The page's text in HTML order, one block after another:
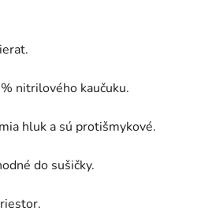
nitrilového kaučuku.
hluk a sú protišmykové.
do sušičky.